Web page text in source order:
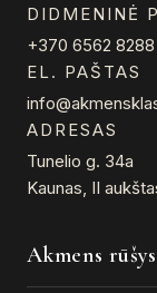
DIDMENINĖ
+370 6562 8288
EL. PAŠTAS
ADRESAS
Tunelio g. 34a
Kaunas, II
Akmens rūšys